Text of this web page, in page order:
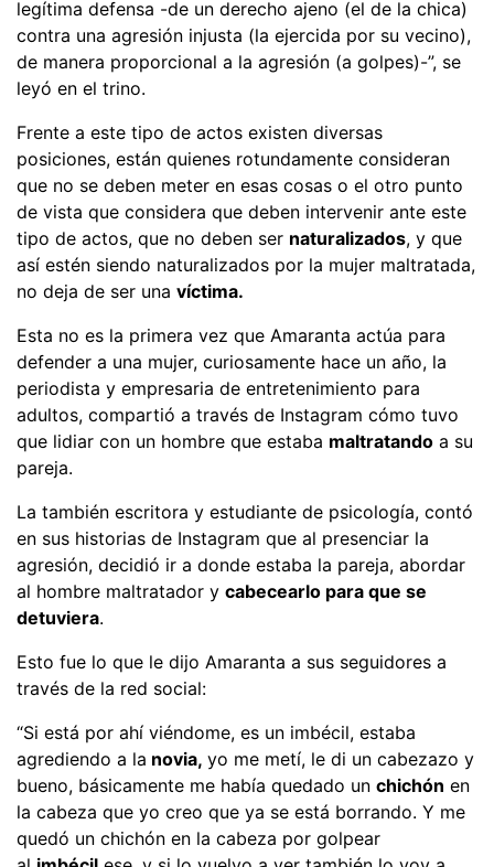
legítima defensa -de un derecho ajeno (el de la chica)
contra una agresión injusta (la ejercida por su vecino),
de manera proporcional a la agresión (a golpes)-”, se
leyó en el trino.
Frente a este tipo de actos existen diversas
posiciones, están quienes rotundamente consideran
que no se deben meter en esas cosas o el otro punto
de vista que considera que deben intervenir ante este
tipo de actos, que no deben ser naturalizados, y que
así estén siendo naturalizados por la mujer maltratada,
no deja de ser una víctima.
Esta no es la primera vez que Amaranta actúa para
defender a una mujer, curiosamente hace un año, la
periodista y empresaria de entretenimiento para
adultos, compartió a través de Instagram cómo tuvo
que lidiar con un hombre que estaba maltratando a su
pareja.
La también escritora y estudiante de psicología, contó
en sus historias de Instagram que al presenciar la
agresión, decidió ir a donde estaba la pareja, abordar
al hombre maltratador y cabecearlo para que se
detuviera.
Esto fue lo que le dijo Amaranta a sus seguidores a
través de la red social:
“Si está por ahí viéndome, es un imbécil, estaba
agrediendo a la novia, yo me metí, le di un cabezazo y
bueno, básicamente me había quedado un chichón en
la cabeza que yo creo que ya se está borrando. Y me
quedó un chichón en la cabeza por golpear